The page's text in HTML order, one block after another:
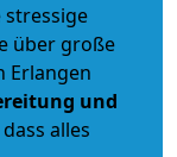
stressige
über große
Erlangen
und
alles